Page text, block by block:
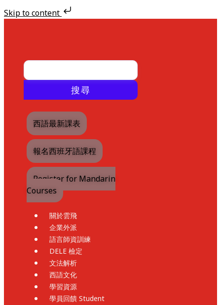
Skip to content
搜尋
西語最新課表
報名西班牙語課程
Register for Mandarin
Courses
關於雲飛
企業外派
語言師資訓練
DELE 檢定
文法解析
西語文化
學習資源
學員回饋 Student